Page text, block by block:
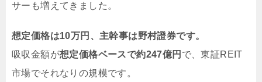
サーも増えてきました。
想定価格は10万円、主幹事は野村證券です。
吸収金額が想定価格ベースで約247億円 で、東証REIT
市場でそれなりの規模です。